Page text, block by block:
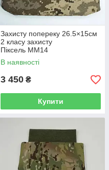
Захисту попереку 26.5×15см
2 класу захисту
Піксель ММ14
В наявності
3 450 ₴
Купити